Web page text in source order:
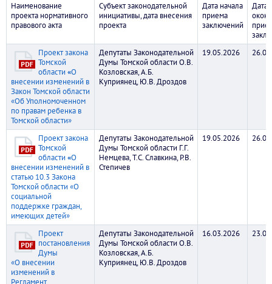
Наименование
проекта нормативного
правового акта
Субъект законодательной
инициативы, дата внесения
проекта
Дата начала
приема
заключений
Дата
Проект закона
Томской
области «О
внесении изменений в
Закон Томской области
«Об Уполномоченном
по правам ребенка в
Томской области»
Депутаты Законодательной
Думы Томской области О.В.
Козловская, А.Б.
Куприянец, Ю.В. Дроздов
19.05.2026
Проект закона
Томской
области «О
внесении изменений в
статью 10.3 Закона
Томской области «О
социальной
поддержке граждан,
имеющих детей»
Депутаты Законодательной
Думы Томской области Г.Г.
Немцева, Т.С. Славкина, Р.В.
Степичев
19.05.2026
Проект
постановления
Думы
«О внесении
изменений в
Регламент
Депутаты Законодательной
Думы Томской области О.В.
Козловская, А.Б.
Куприянец, Ю.В. Дроздов
16.03.2026